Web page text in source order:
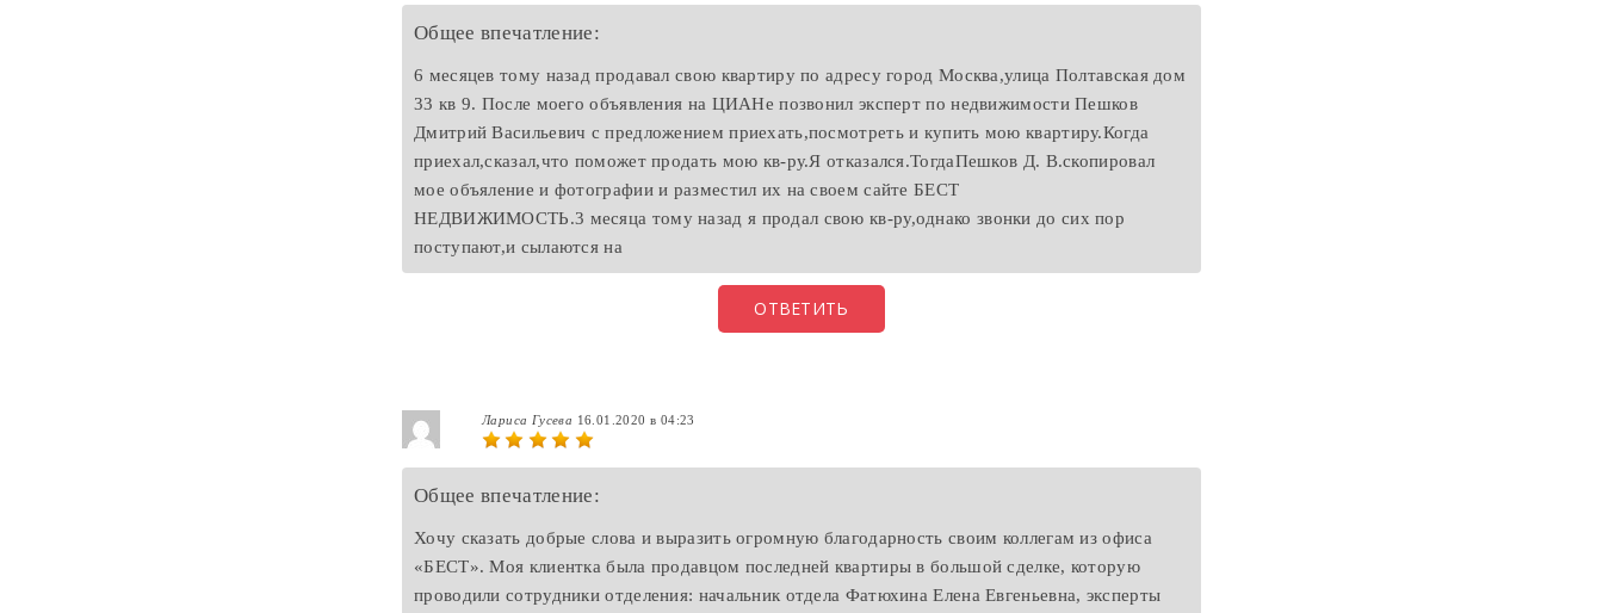
Общее впечатление:
6 месяцев тому назад продавал свою квартиру по адресу город Москва,улица Полтавская дом
33 кв 9. После моего объявления на ЦИАНе позвонил эксперт по недвижимости Пешков
Дмитрий Васильевич с предложением приехать,посмотреть и купить мою квартиру.Когда
приехал,сказал,что поможет продать мою кв-ру.Я отказался.ТогдаПешков Д. В.скопировал
мое объяление и фотографии и разместил их на своем сайте БЕСТ
НЕДВИЖИМОСТЬ.3 месяца тому назад я продал свою кв-ру,однако звонки до сих пор
поступают,и сылаются на
ОТВЕТИТЬ
Лариса Гусева 16.01.2020 в 04:23
Общее впечатление:
Хочу сказать добрые слова и выразить огромную благодарность своим коллегам из офиса
«БЕСТ». Моя клиентка была продавцом последней квартиры в большой сделке, которую
проводили сотрудники отделения: начальник отдела Фатюхина Елена Евгеньевна, эксперты